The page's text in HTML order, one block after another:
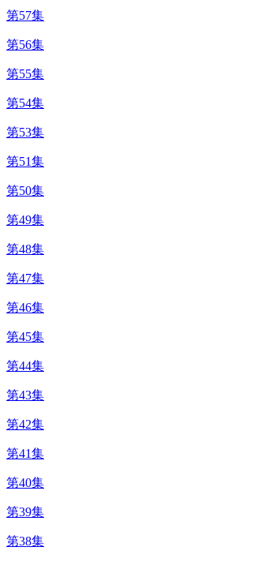
第57集
第56集
第55集
第54集
第53集
第51集
第50集
第49集
第48集
第47集
第46集
第45集
第44集
第43集
第42集
第41集
第40集
第39集
第38集